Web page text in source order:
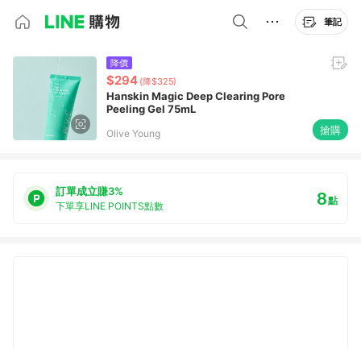
筆記
降價
$294 (降$325)
Hanskin Magic Deep Clearing Pore
Peeling Gel 75mL
Olive Young 搶購
訂單成立賺3%
下單享LINE POINTS點數 8點